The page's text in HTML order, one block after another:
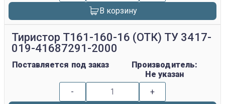
В корзину
Тиристор Т161-160-16 (ОТК) ТУ 3417-
019-41687291-2000
Поставляется под заказ
Производитель:
Не указан
-
+